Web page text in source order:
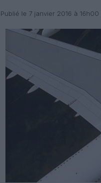
Publié le 7 janvier 2016 à 16h00